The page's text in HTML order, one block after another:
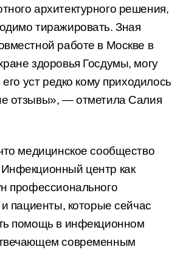
архитектурного решения,
тиражировать. Зная
работе в Москве в
здоровья Госдумы, могу
его уст редко кому приходилось
отзывы», — отметила Салия
медицинское сообщество
центр как
профессионального
и пациенты, которые сейчас
помощь в инфекционном
современным